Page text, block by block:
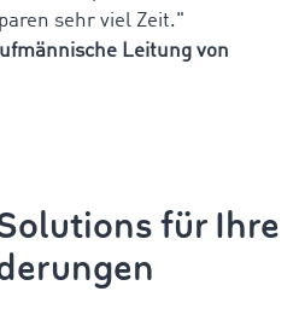
sehr viel Zeit."
Leitung von
für Ihre